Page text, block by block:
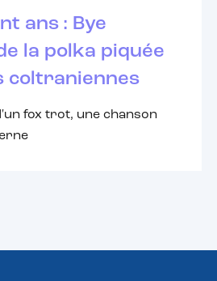
ans : Bye
la polka piquée
coltraniennes
fox trot, une chanson